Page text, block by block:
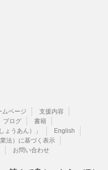
ムページ
支援内容
ブログ
書籍
ょうあん）」
English
法）に基づく表示
お問い合わせ